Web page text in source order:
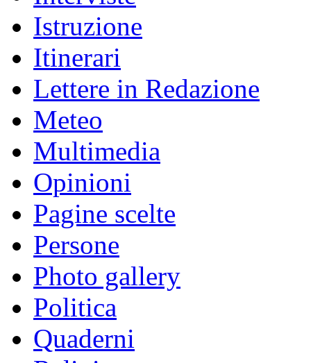
Istruzione
Itinerari
Lettere in Redazione
Meteo
Multimedia
Opinioni
Pagine scelte
Persone
Photo gallery
Politica
Quaderni